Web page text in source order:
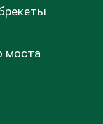
моста